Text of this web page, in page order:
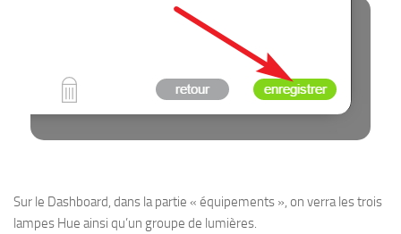
Sur le Dashboard, dans la partie « équipements », on verra les trois
lampes Hue ainsi qu’un groupe de lumières.